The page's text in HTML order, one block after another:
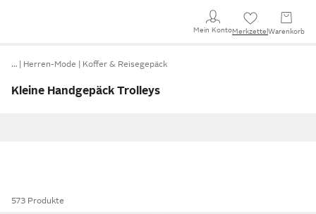
Mein KontoMerkzettel Warenkorb
… Herren-Mode Koffer & Reisegepäck
Kleine Handgepäck Trolleys
573 Produkte